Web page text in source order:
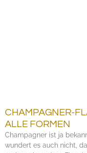
CHAMPAGNER-
ALLE FORMEN
Champagner ist ja
wundert es auch nicht,